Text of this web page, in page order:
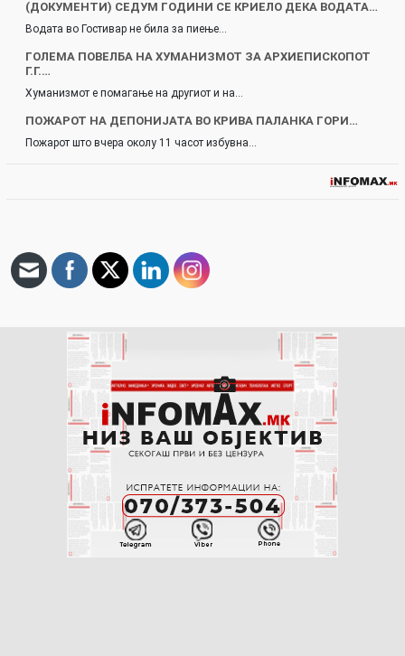
(ДОКУМЕНТИ) СЕДУМ ГОДИНИ СЕ КРИЕЛО ДЕКА ВОДАТА…
Водата во Гостивар не била за пиење…
ГОЛЕМА ПОВЕЛБА НА ХУМАНИЗМОТ ЗА АРХИЕПИСКОПОТ
Г.Г.…
Хуманизмот е помагање на другиот и на…
ПОЖАРОТ НА ДЕПОНИЈАТА ВО КРИВА ПАЛАНКА ГОРИ…
Пожарот што вчера околу 11 часот избувна…